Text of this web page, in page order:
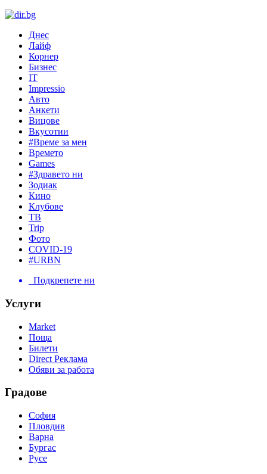
Днес
Лайф
Корнер
Бизнес
IT
Impressio
Авто
Анкети
Вицове
Вкусотии
#Време за мен
Времето
Games
#Здравето ни
Зодиак
Кино
Клубове
ТВ
Trip
Фото
COVID-19
#URBN
Подкрепете ни
Услуги
Market
Поща
Билети
Direct Реклама
Обяви за работа
Градове
София
Пловдив
Варна
Бургас
Русе